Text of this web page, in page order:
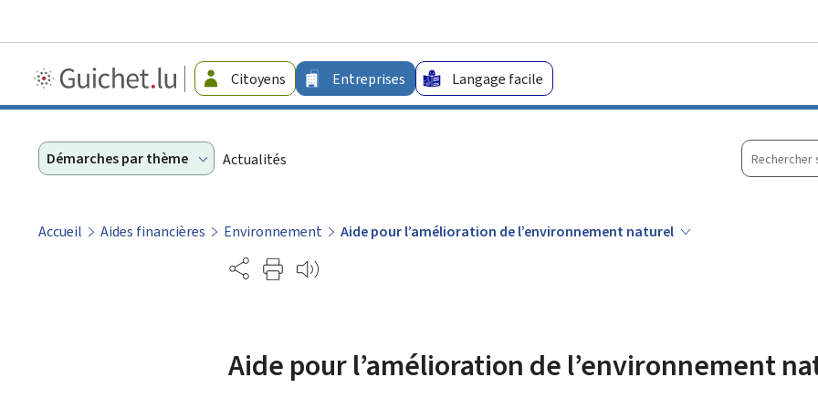
Guichet.lu
-
Citoyens Entreprises Langage facile
Démarches par thème Actualités
sur
Accueil Aides financières Environnement
Aide pour l’amélioration de l’environnement naturel
Partage
Aide pour l’amélioration de l’environnement